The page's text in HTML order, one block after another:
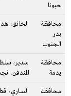
حبونا
محافظة
بدر
الجنوب
الخانق،
محافظة
يدمة
سدير،
المندفن،
محافظة
الساري،